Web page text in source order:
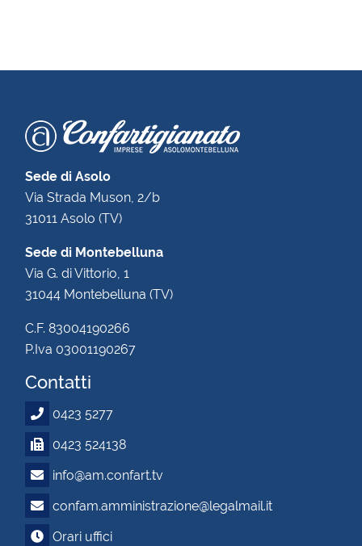
Sede di Asolo
Via Strada Muson, 2/b
31011 Asolo (TV)
Sede di Montebelluna
Via G. di Vittorio, 1
31044 Montebelluna (TV)
C.F. 83004190266
P.Iva 03001190267
Contatti
0423 5277
0423 524138
info@am.confart.tv
confam.amministrazione@legalmail.it
Orari uffici